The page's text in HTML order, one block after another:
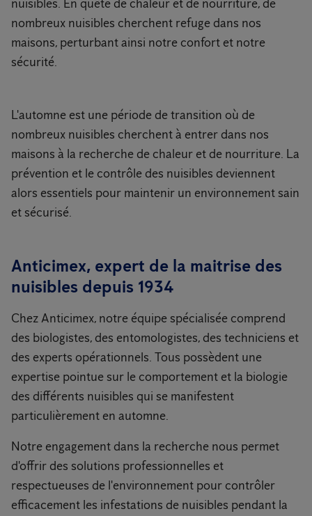
nuisibles. En quête de chaleur et de nourriture, de
nombreux nuisibles cherchent refuge dans nos
maisons, perturbant ainsi notre confort et notre
sécurité.
L'automne est une période de transition où de
nombreux nuisibles cherchent à entrer dans nos
maisons à la recherche de chaleur et de nourriture. La
prévention et le contrôle des nuisibles deviennent
alors essentiels pour maintenir un environnement sain
et sécurisé.
Anticimex, expert de la maitrise des
nuisibles depuis 1934
Chez Anticimex, notre équipe spécialisée comprend
des biologistes, des entomologistes, des techniciens et
des experts opérationnels. Tous possèdent une
expertise pointue sur le comportement et la biologie
des différents nuisibles qui se manifestent
particulièrement en automne.
Notre engagement dans la recherche nous permet
d'offrir des solutions professionnelles et
respectueuses de l'environnement pour contrôler
efficacement les infestations de nuisibles pendant la